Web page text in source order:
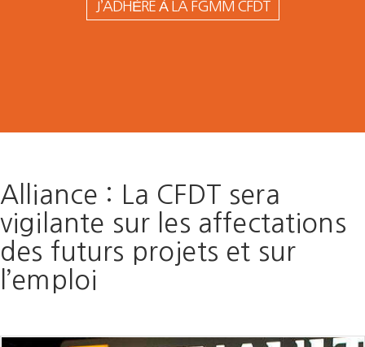
J’ADHÈRE À LA FGMM CFDT
Alliance : La CFDT sera
vigilante sur les affectations
des futurs projets et sur
l’emploi